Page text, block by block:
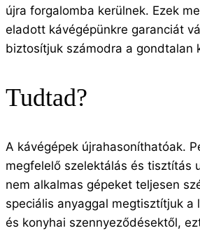
újra forgalomba kerülnek. Ezek
eladott kávégépünkre garanciát
biztosítjuk számodra a gondtalan
Tudtad?
A kávégépek újrahasoníthatóak.
megfelelő szelektálás és tisztítás
nem alkalmas gépeket teljesen
speciális anyaggal megtisztítjuk a
és konyhai szennyeződésektől,